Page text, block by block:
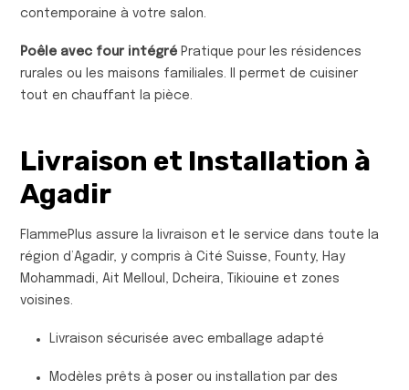
contemporaine à votre salon.
Poêle avec four intégré Pratique pour les résidences
rurales ou les maisons familiales. Il permet de cuisiner
tout en chauffant la pièce.
Livraison et Installation à
Agadir
FlammePlus assure la livraison et le service dans toute la
région d’Agadir, y compris à Cité Suisse, Founty, Hay
Mohammadi, Ait Melloul, Dcheira, Tikiouine et zones
voisines.
Livraison sécurisée avec emballage adapté
Modèles prêts à poser ou installation par des